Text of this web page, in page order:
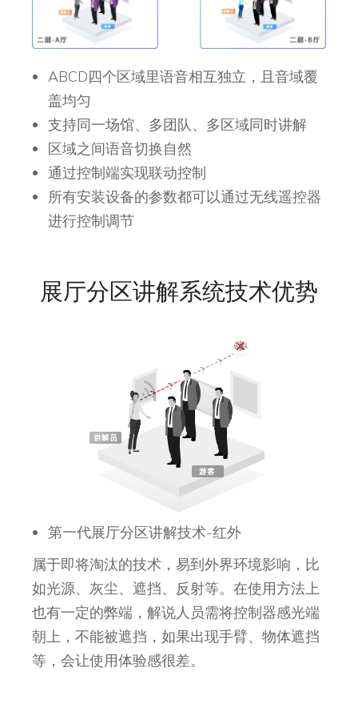
ABCD四个区域里语音相互独立，且音域覆
盖均匀
支持同一场馆、多团队、多区域同时讲解
区域之间语音切换自然
通过控制端实现联动控制
所有安装设备的参数都可以通过无线遥控器
进行控制调节
展厅分区讲解系统技术优势
第一代展厅分区讲解技术-红外
属于即将淘汰的技术，易到外界环境影响，比
如光源、 灰尘、遮挡、反射等。在使用方法上
也有一定的弊端，解说人员需将控制器感光端
朝上，不能被遮挡，如果出现手臂、物体遮挡
等，会让使用体验感很差。